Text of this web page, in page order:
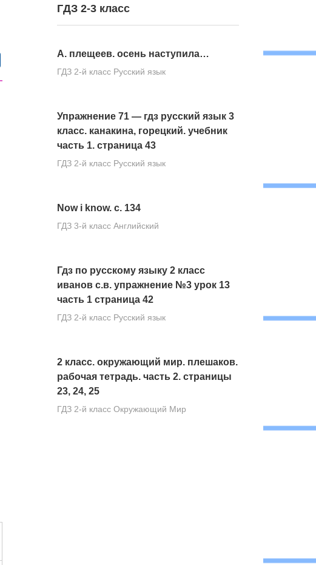
ГДЗ 2-3 класс
А. плещеев. осень наступила…
ГДЗ 2-й класс Русский язык
Упражнение 71 — гдз русский язык 3
класс. канакина, горецкий. учебник
часть 1. страница 43
ГДЗ 2-й класс Русский язык
Now i know. c. 134
ГДЗ 3-й класс Английский
Гдз по русскому языку 2 класс
иванов с.в. упражнение №3 урок 13
часть 1 страница 42
ГДЗ 2-й класс Русский язык
2 класс. окружающий мир. плешаков.
рабочая тетрадь. часть 2. страницы
23, 24, 25
ГДЗ 2-й класс Окружающий Мир